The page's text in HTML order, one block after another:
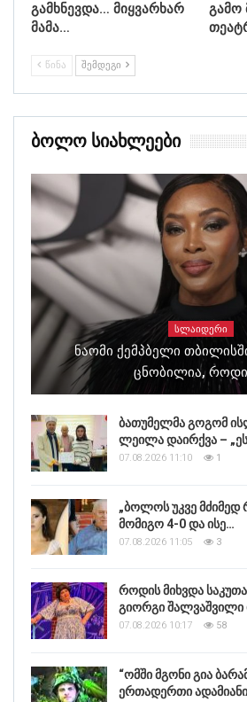
გამხნევდა… მიყვარხარ
მამა…
გამო
ᲬᲘᲜᲐ ᲨᲔᲛᲓᲔᲒᲘ
Ბოლო Სიახლეები
ᲡᲚᲐᲘᲓᲔᲠᲘ
Ნაომი Ქემპბელი
Ცნობილია,
ბათუმელმა გოგომ
ლეილა დაირქვა –
07.08.2026 11:10 1
„ბოლოს უკვე მძიმედ
მომიგო 4-0 და ისე…
07.08.2026 11:05 3
როდის მიხვდა
გიორგი შალვაშვილი
07.08.2026 10:17 58
“ომში მგონი გია
ერთადერთი